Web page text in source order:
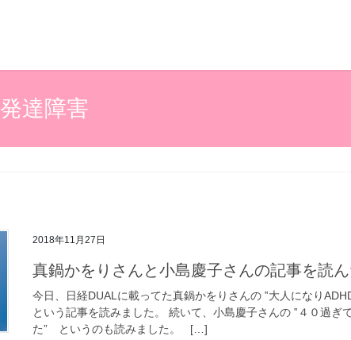
発達障害
2018年11月27日
真鍋かをりさんと小島慶子さんの記事を読ん
今日、日経DUALに載ってた真鍋かをりさんの ‟大人になり
という記事を読みました。 続いて、小島慶子さんの ‟４０過ぎ
た” というのも読みました。 […]